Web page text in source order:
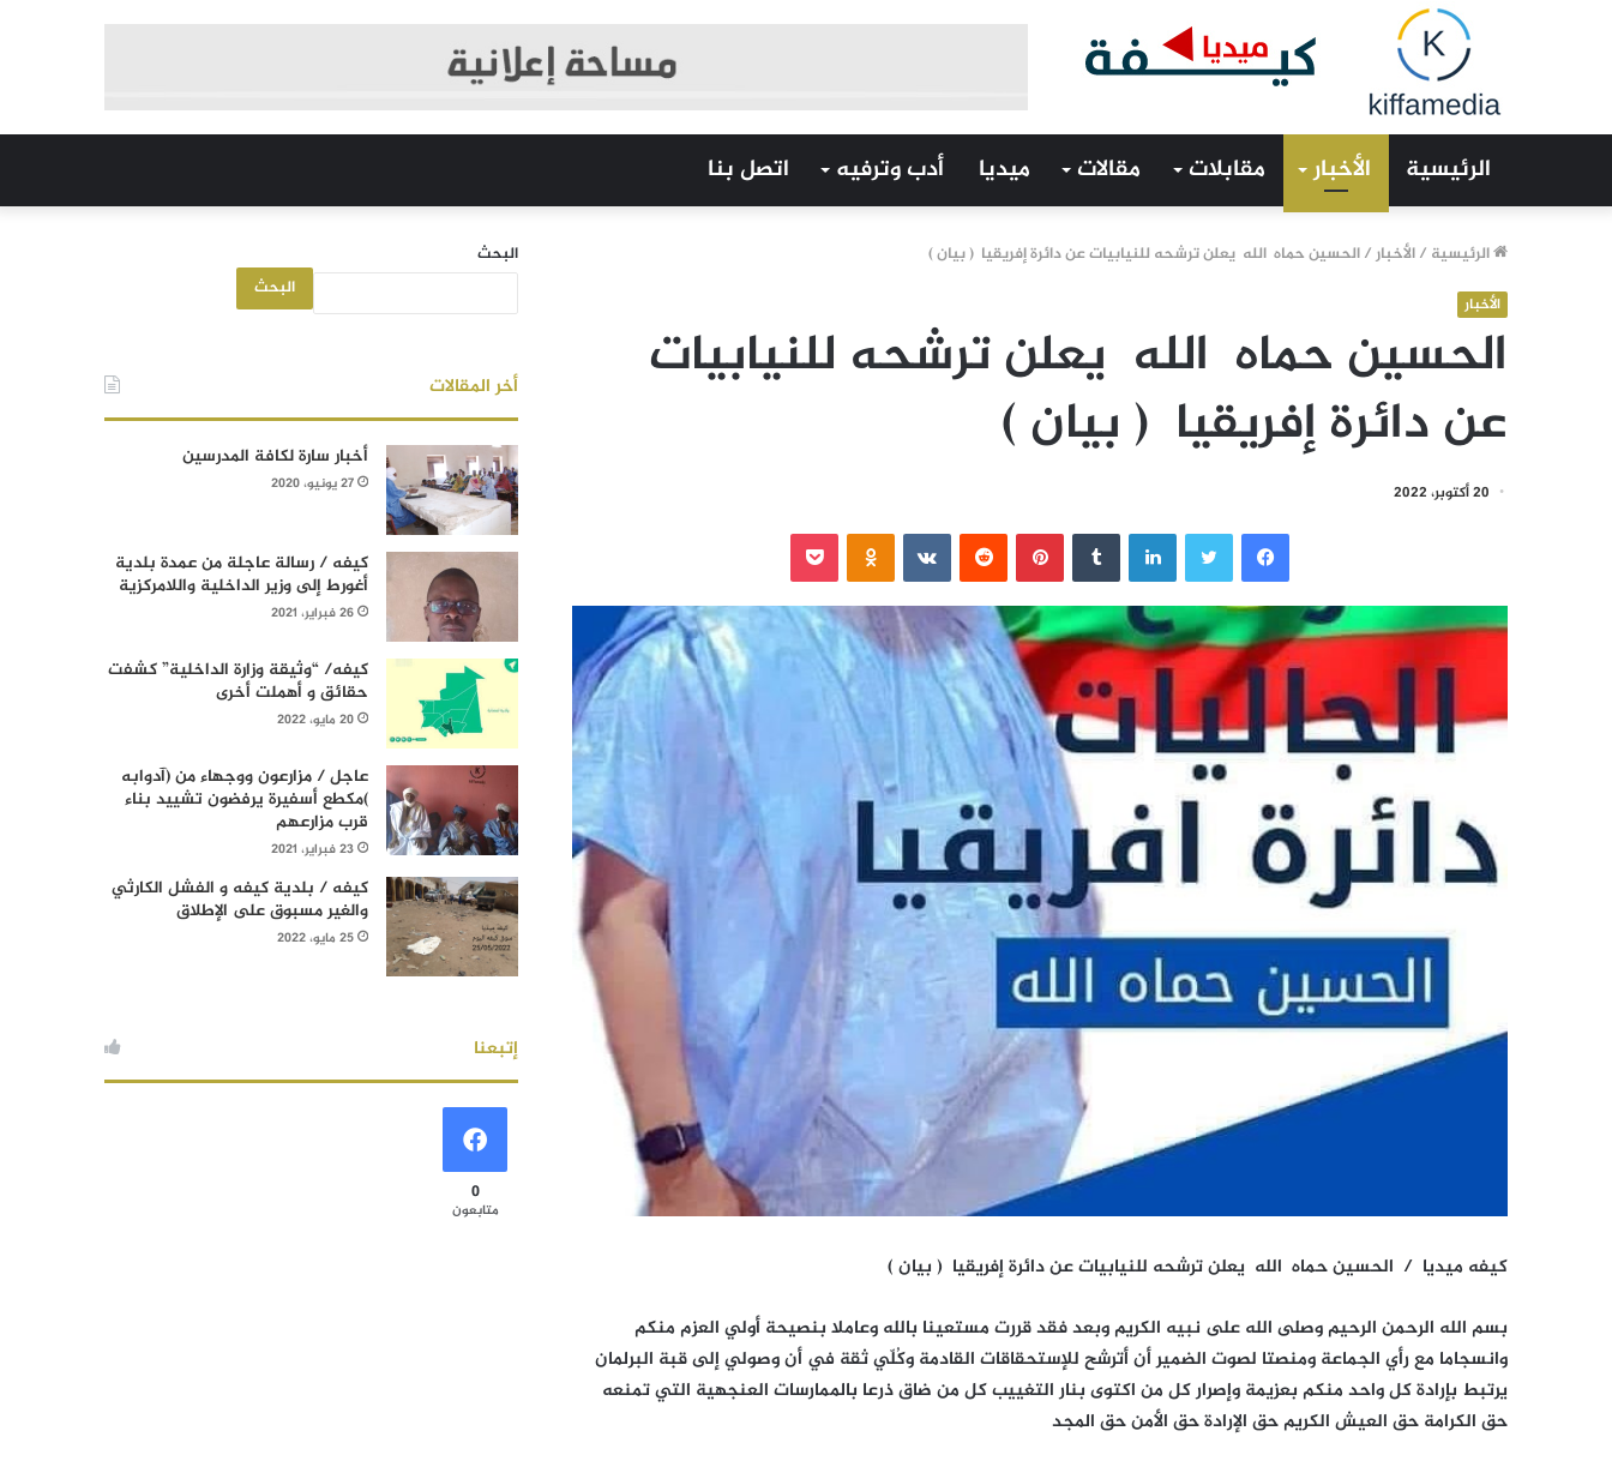
الرئيسية الأخبار مقابلات مقالات ميديا أدب وترفيه اتصل بنا
الرئيسية /الأخبار/الحسين حماه الله يعلن ترشحه للنيابيات عن دائرة إفريقيا ( بيان )
الأخبار
الحسين حماه الله يعلن ترشحه للنيابيات
عن دائرة إفريقيا ( بيان )
20 أكتوبر، 2022
فيسبوك لينكدإن بينتيريست
كيفه ميديا / الحسين حماه الله يعلن ترشحه للنيابيات عن دائرة إفريقيا ( بيان )
بسم الله الرحمن الرحيم وصلى الله على نبيه الكريم وبعد فقد قررت مستعينا بالله وعاملا بنصيحة أولي العزم منكم
وانسجاما مع رأي الجماعة ومنصتا لصوت الضمير أن أترشح للإستحقاقات القادمة وكُلّي ثقة في أن وصولي إلى قبة البرلمان
يرتبط بإرادة كل واحد منكم بعزيمة وإصرار كل من اكتوى بنار التغييب كل من ضاق ذرعا بالممارسات العنجهية التي تمنعه
حق الكرامة حق العيش الكريم حق الإرادة حق الأمن حق المجد
البحث
البحث
أخر المقالات
أخبار سارة لكافة المدرسين
27 يونيو، 2020
كيفه / رسالة عاجلة من عمدة بلدية
أغورط إلى وزير الداخلية واللامركزية
26 فبراير، 2021
كيفه/ “وثيقة وزارة الداخلية” كشفت
حقائق و أهملت أخرى
20 مايو، 2022
عاجل / مزارعون ووجهاء من (آدوابه
)مكطع أسفيرة يرفضون تشييد بناء
قرب مزارعهم
23 فبراير، 2021
كيفه / بلدية كيفه و الفشل الكارثي
والغير مسبوق على الإطلاق
25 مايو، 2022
إتبعنا
0
متابعون